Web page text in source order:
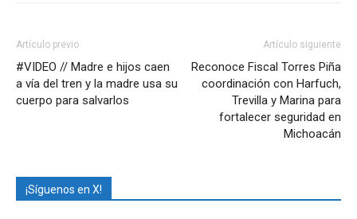
Artículo previo
#VIDEO // Madre e hijos caen
a vía del tren y la madre usa su
cuerpo para salvarlos
Artículo siguiente
Reconoce Fiscal Torres Piña
coordinación con Harfuch,
Trevilla y Marina para
fortalecer seguridad en
Michoacán
¡Síguenos en X!